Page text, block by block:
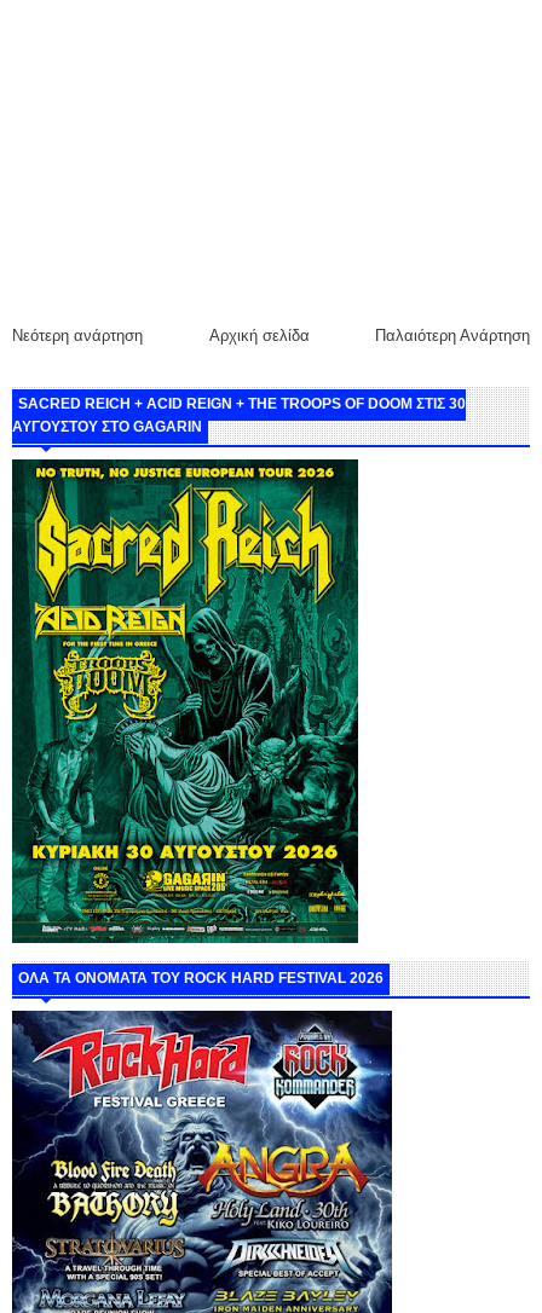
Νεότερη ανάρτηση Παλαιότερη Ανάρτηση
Αρχική σελίδα
SACRED REICH + ACID REIGN + THE TROOPS OF DOOM ΣΤΙΣ 30
ΑΥΓΟΥΣΤΟΥ ΣΤΟ GAGARIN
ΟΛΑ ΤΑ ΟΝΟΜΑΤΑ ΤΟΥ ROCK HARD FESTIVAL 2026